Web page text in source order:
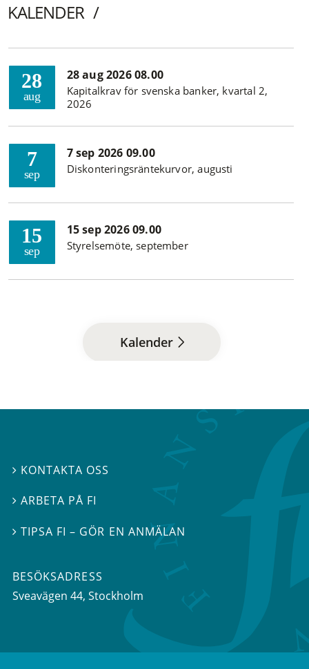
KALENDER
28
aug
28 aug 2026 08.00
Kapitalkrav för svenska banker, kvartal 2,
2026
7
sep
7 sep 2026 09.00
Diskonteringsräntekurvor, augusti
15
sep
15 sep 2026 09.00
Styrelsemöte, september
Kalender
 KONTAKTA OSS
ARBETA PÅ FI
TIPSA FI – GÖR EN ANMÄLAN
BESÖKSADRESS
Sveavägen 44, Stockholm